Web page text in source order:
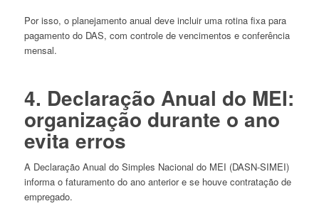
Por isso, o planejamento anual deve incluir uma rotina fixa para
pagamento do DAS, com controle de vencimentos e conferência
mensal.
4. Declaração Anual do MEI:
organização durante o ano
evita erros
A Declaração Anual do Simples Nacional do MEI (DASN-SIMEI)
informa o faturamento do ano anterior e se houve contratação de
empregado.